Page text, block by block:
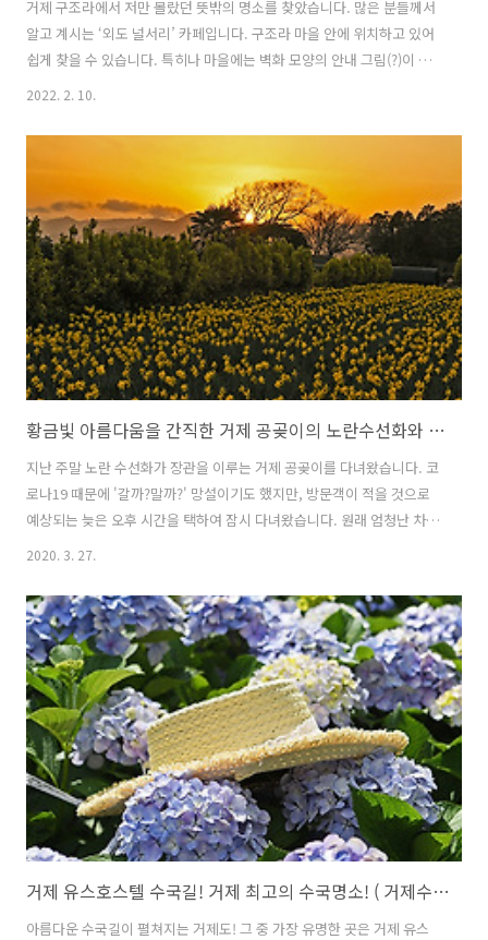
거제 구조라에서 저만 몰랐던 뜻밖의 명소를 찾았습니다. 많은 분들께서
알고 계시는 ‘외도 널서리’ 카페입니다. 구조라 마을 안에 위치하고 있어
쉽게 찾을 수 있습니다. 특히나 마을에는 벽화 모양의 안내 그림(?)이 있
어, 찾아가는 길이 재밌기도 합니다. ㅎ '외도 널서리 카페'는 이름에서도
꾼 정원문화공간입니다. 그래서인지 입구부터 이국적인 모습의 아름다
운 길이 펼쳐집니다. 카페에 들어서면 먼저 음료 부터 주문해야 합니다.
진열대을 보니 예전 서울 이태원에서 맛봤던 우주케이크가 눈에 띕니다.
그때의 즐거운 추억을 잠시 떠올라 살짝이 미소를 나왔지만, 이번에는 음
료만 주문했습니다. ㅎㅎ 음료를 기다리는 동안 잠시 실내를 둘러봅니다.
..
2022. 2. 10.
황금빛 아름다움을 간직한 거제 공곶이의 노란수선화와 저녁노을!
지난 주말 노란 수선화가 장관을 이루는 거제 공곶이를 다녀왔습니다. 코
로나19 때문에 '갈까?말까?' 망설이기도 했지만, 방문객이 적을 것으로
예상되는 늦은 오후 시간을 택하여 잠시 다녀왔습니다. 원래 엄청난 차량
행렬 때문에 늘 주차장이 혼잡하지만, 제가 도착할 때에는 곳곳에 빈 곳
다. 가파른 언덕을 넘어 공곶이 입구에 들어서면 동백터널이 먼저 맞이
해줍니다. 이른 새벽에 오면 동백꽃이 떨어져 예쁜 모습을 연출한다는
데... 저는 한번도 본적이 없습니다. 언제가는 볼 수 있겠죠? ㅎ 동백꽃을
즐기면서 천천히 공곶이로 내려갑니다...ㅎㅎ ▼ 공곶이로 내려가는 동
백터널 길^^ ▼ 동백터널에서 만나 동백꽃^^ 가장 먼저 공곶이 핫플레이
스를 찾..
2020. 3. 27.
거제 유스호스텔 수국길! 거제 최고의 수국명소! ( 거제수국 / 거제명소 )
아름다운 수국길이 펼쳐지는 거제도! 그 중 가장 유명한 곳은 거제 유스